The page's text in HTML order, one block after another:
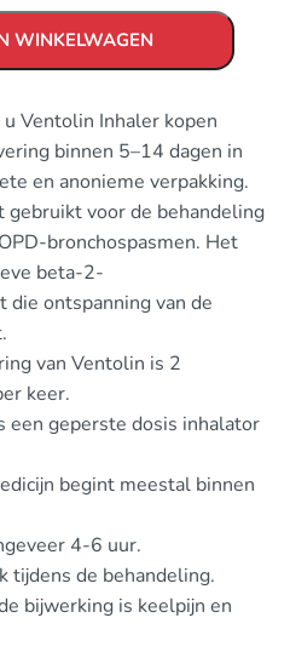
WINKELWAGEN
Ventolin Inhaler kopen
binnen 5–14 dagen in
en anonieme verpakking.
voor de behandeling
bronchospasmen. Het
beta-2-
die ontspanning van de
van Ventolin is 2
keer.
een geperste dosis inhalator
begint meestal binnen
4-6 uur.
tijdens de behandeling.
bijwerking is keelpijn en